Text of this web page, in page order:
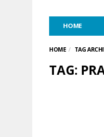
HOME
HOME TAG
TAG: